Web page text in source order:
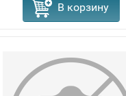
В корзину